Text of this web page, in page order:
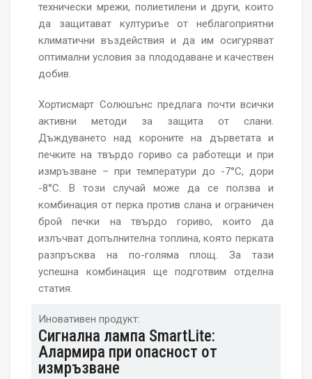
технически мрежи, полиетилени и други, които
да защитават културиъе от неблагоприятни
климатични въздействия и да им осигуряват
оптимални условия за плододаване и качествен
добив.
Хортисмарт Солюшънс предлага почти всички
активни методи за защита от слани.
Дъждуването над короните на дърветата и
печките на твърдо гориво са работещи и при
измръзване – при температури до -7°С, дори
-8°С. В този случай може да се ползва и
комбинация от перка против слана и ограничен
брой печки на твърдо гориво, които да
излъчват допълнителна топлина, която перката
разпръсква на по-голяма площ. За тази
успешна комбинация ще подготвим отделна
статия.
Иновативен продукт:
Сигнална лампа SmartLite:
Алармира при опасност от
измръзване